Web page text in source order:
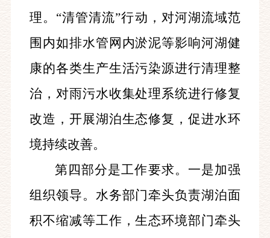
理。“清管清流”行动，对河湖流域范
围内如排水管网内淤泥等影响河湖健
康的各类生产生活污染源进行清理整
治，对雨污水收集处理系统进行修复
改造，开展湖泊生态修复，促进水环
境持续改善。
第四部分是工作要求。一是加强
组织领导。水务部门牵头负责湖泊面
积不缩减等工作，生态环境部门牵头